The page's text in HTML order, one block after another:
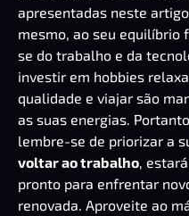
apresentadas neste
mesmo, ao seu equilíbrio
se do trabalho e da
investir em hobbies
qualidade e viajar são
as suas energias.
lembre-se de priorizar a
voltar ao trabalho ,
pronto para enfrentar
renovada. Aproveite ao